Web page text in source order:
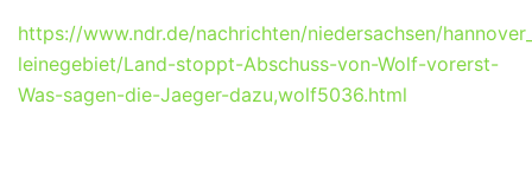
https://www.ndr.de/nachrichten/niedersachsen/
leinegebiet/Land-stoppt-Abschuss-von-Wolf-vorerst-
Was-sagen-die-Jaeger-dazu,wolf5036.html